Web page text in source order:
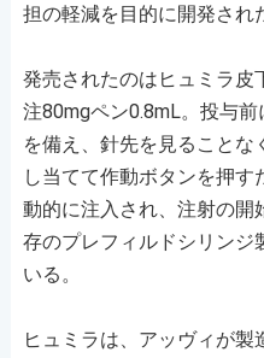
担の軽減を目的に開発され
発売されたのはヒュミラ皮
注80mgペン0.8mL。投与
を備え、針先を見ること
し当てて作動ボタンを押
動的に注入され、注射の開
存のプレフィルドシリンジ
いる。
ヒュミラは、アッヴィが製